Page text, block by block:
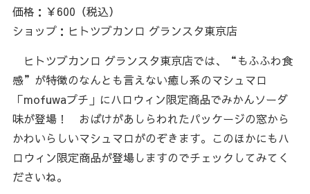
価格：￥600（税込）
ショップ：ヒトツブカンロ グランスタ東京店
ヒトツブカンロ グランスタ東京店では、“もふふわ食
感”が特徴のなんとも言えない癒し系のマシュマロ
「mofuwaプチ」にハロウィン限定商品でみかんソーダ
味が登場！ おばけがあしらわれたパッケージの窓から
かわいらしいマシュマロがのぞきます。このほかにもハ
ロウィン限定商品が登場しますのでチェックしてみてく
ださいね。